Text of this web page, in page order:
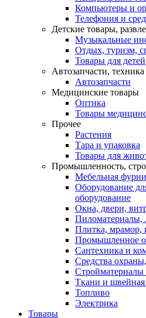
Компьютеры и
Телефония и
Детские товары,
Музыкальные
Отдых, туризм,
Товары для детей
Автозапчасти, техника
Автозапчасти
Медицинские товары
Оптика
Товары
Прочее
Растения
Тара и упаковка
Товары для
Промышленность,
Мебельная
Оборудование
оборудование
Окна, двери,
Пиломатериалы,
Плитка, мрамор,
Промышленное
Сантехника и
Средства
Стройматериалы
Ткани и
Топливо
Электрика
Товары